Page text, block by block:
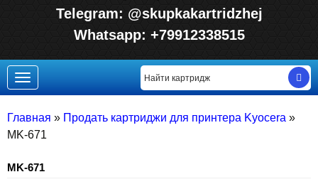
Telegram: @skupkakartridzhej
Whatsapp: +79912338515
Toggle
navigation
Главная » Продать картриджи для принтера Kyocera »
MK-671
MK-671